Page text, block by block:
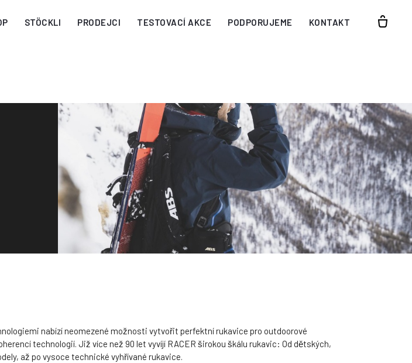
STÖCKLI PRODEJCI TESTOVACÍ AKCE PODPORUJEME KONTAKT
nabízí neomezené možnosti vytvořit perfektní rukavice pro outdoorové
technologií. Již více než 90 let vyvíjí RACER širokou škálu rukavic: Od dětských,
až po vysoce technické vyhřívané rukavice.